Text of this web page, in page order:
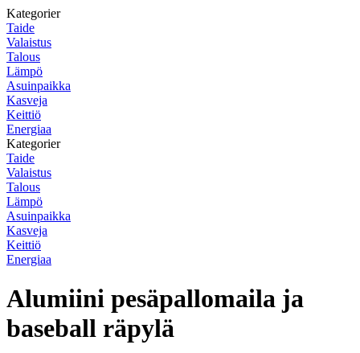
Kategorier
Taide
Valaistus
Talous
Lämpö
Asuinpaikka
Kasveja
Keittiö
Energiaa
Kategorier
Taide
Valaistus
Talous
Lämpö
Asuinpaikka
Kasveja
Keittiö
Energiaa
Alumiini pesäpallomaila ja
baseball räpylä